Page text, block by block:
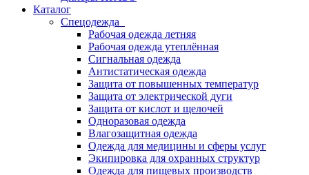
Каталог
Спецодежда
Рабочая одежда летняя
Рабочая одежда утеплённая
Сигнальная одежда
Антистатическая одежда
Защита от повышенных температур
Защита от электрической дуги
Защита от кислот и щелочей
Одноразовая одежда
Влагозащитная одежда
Одежда для медицины и сферы услуг
Экипировка для охранных структур
Одежда для пищевых производств